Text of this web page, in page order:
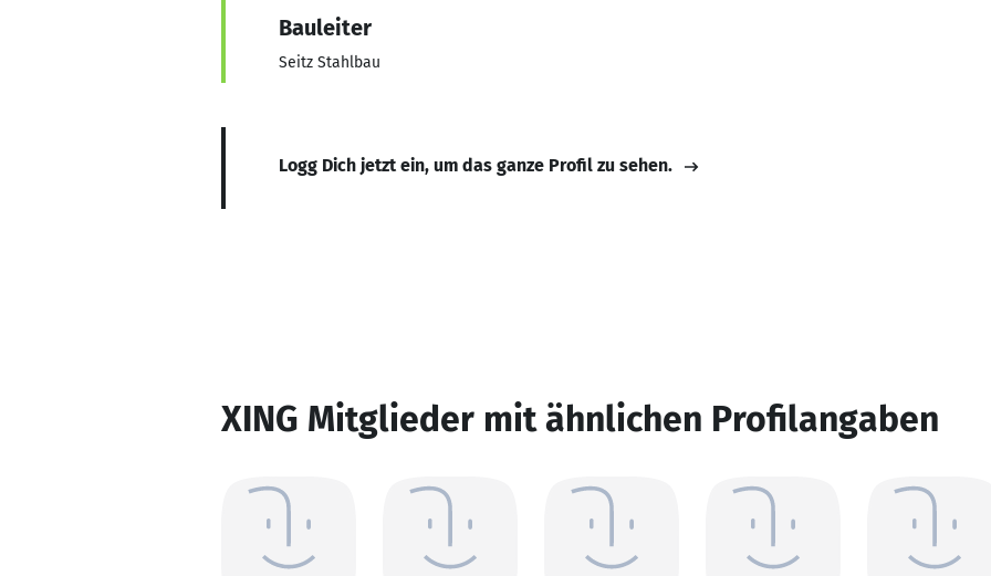
Bauleiter
Seitz Stahlbau
Logg Dich jetzt ein, um das ganze Profil zu sehen.
XING Mitglieder mit ähnlichen Profilangaben